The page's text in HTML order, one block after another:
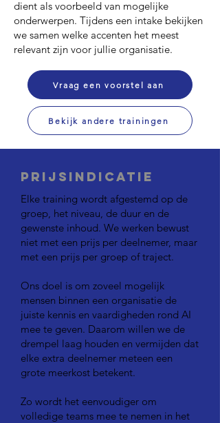
dient als voorbeeld van mogelijke
onderwerpen. Tijdens een intake bekijken
we samen welke accenten het meest
relevant zijn voor jullie organisatie.
Vraag een voorstel aan
Bekijk andere trainingen
Prijsindicatie
Elke training wordt afgestemd op de
groep, het niveau, de duur en de
gewenste inhoud. We werken bewust
niet met een prijs per deelnemer, maar
met een prijs per groep of traject.
Ons doel is om zoveel mogelijk
mensen binnen een organisatie de
juiste kennis en vaardigheden rond AI
mee te geven. Daarom willen we de
drempel laag houden en vermijden dat
elke extra deelnemer meteen een
grote meerkost betekent.
Zo wordt het eenvoudiger om
volledige teams mee te nemen in het